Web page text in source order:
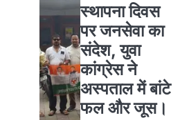
स्थापना दिवस
पर जनसेवा का
संदेश, युवा
कांग्रेस ने
अस्पताल में बांटे
फल और जूस।